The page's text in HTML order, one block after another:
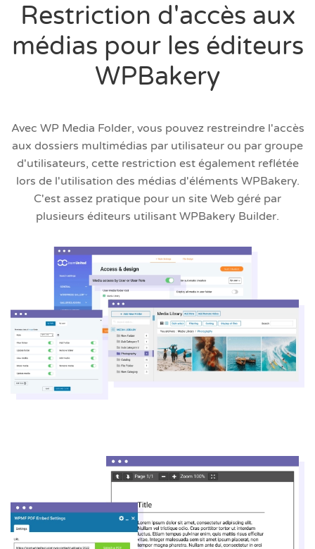
Restriction d'accès aux
médias pour les éditeurs
WPBakery
Avec WP Media Folder, vous pouvez restreindre l'accès
aux dossiers multimédias par utilisateur ou par groupe
d'utilisateurs, cette restriction est également reflétée
lors de l'utilisation des médias d'éléments WPBakery.
C'est assez pratique pour un site Web géré par
plusieurs éditeurs utilisant WPBakery Builder.